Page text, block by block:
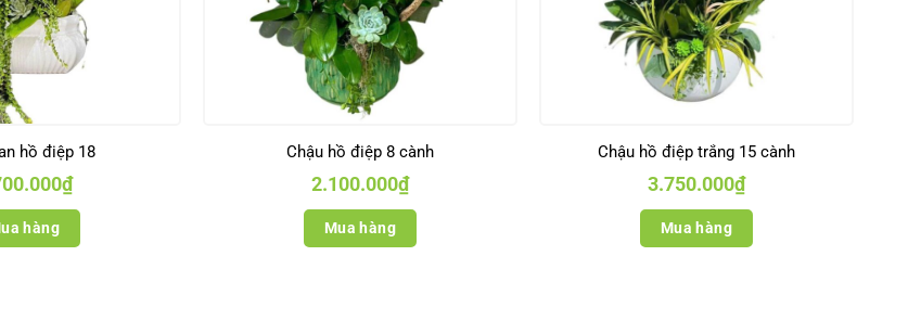
hồ điệp 18
₫
hàng
Chậu hồ điệp 8 cành
2.100.000₫
Mua hàng
Chậu hồ điệp trắng 15 cành
3.750.000₫
Mua hàng